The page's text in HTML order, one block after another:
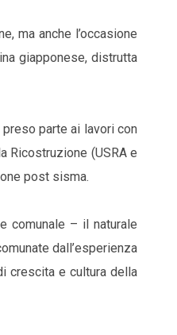
ma anche l’occasione
giapponese, distrutta
parte ai lavori con
Ricostruzione (USRA e
post sisma.
comunale – il naturale
dall’esperienza
crescita e cultura della